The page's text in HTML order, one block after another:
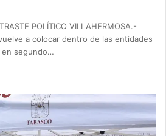
POLÍTICO VILLAHERMOSA.-
a colocar dentro de las entidades
en segundo…